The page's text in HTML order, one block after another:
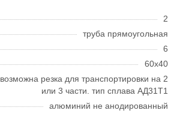
2
труба прямоугольная
6
60x40
возможна резка для транспортировки на 2
или 3 части. тип сплава АД31Т1
алюминий не анодированный